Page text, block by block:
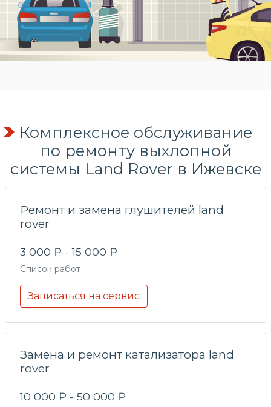
Комплексное обслуживание
по ремонту выхлопной
системы Land Rover в Ижевске
Ремонт и замена глушителей land
rover
3 000 ₽ - 15 000 ₽
Список работ
Записаться на сервис
Замена и ремонт катализатора land
rover
10 000 ₽ - 50 000 ₽